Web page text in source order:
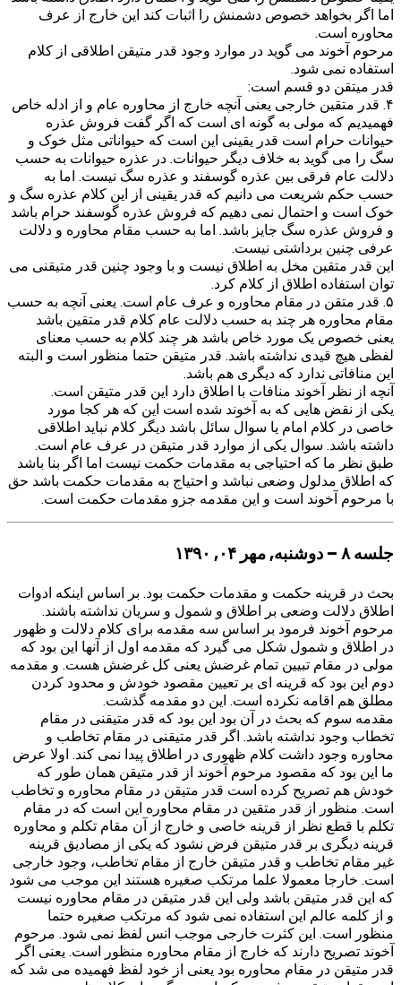
اما اگر بخواهد خصوص دشمنش را اثبات کند این خارج از عرف
محاوره است.
مرحوم آخوند می گوید در موارد وجود قدر متیقن اطلاقی از کلام
استفاده نمی شود.
قدر میتقن دو قسم است:
۴. قدر متقین خارجی یعنی آنچه خارج از محاوره عام و از ادله خاص
فهمیدیم که مولی به گونه ای است که اگر گفت فروش عذره
حیوانات حرام است قدر یقینی این است که حیواناتی مثل خوک و
سگ را می گوید به خلاف دیگر حیوانات. در عذره حیوانات به حسب
دلالت عام فرقی بین عذره گوسفند و عذره سگ نیست. اما به
حسب حکم شریعت می دانیم که قدر یقینی از این کلام عذره سگ و
خوک است و احتمال نمی دهیم که فروش عذره گوسفند حرام باشد
و فروش عذره سگ جایز باشد. اما به حسب مقام محاوره و دلالت
عرفی چنین برداشتی نیست.
این قدر متقین مخل به اطلاق نیست و با وجود چنین قدر متیقنی می
توان استفاده اطلاق از کلام کرد.
۵. قدر متقن در مقام محاوره و عرف عام است. یعنی آنچه به حسب
مقام محاوره هر چند به حسب دلالت عام کلام قدر متقین باشد
یعنی خصوص یک مورد خاص باشد هر چند کلام به حسب معنای
لفظی هیچ قیدی نداشته باشد. قدر متیقن حتما منظور است و البته
این منافاتی ندارد که دیگری هم باشد.‌‌
آنچه از نظر آخوند منافات با اطلاق دارد این قدر متیقن است.
یکی از نقض هایی که به آخوند شده است این که هر کجا مورد
خاصی در کلام امام یا سوال سائل باشد دیگر کلام نباید اطلاقی
داشته باشد. سوال یکی از موارد قدر متیقن در عرف عام است.
طبق نظر ما که احتیاجی به مقدمات حکمت نیست اما اگر بنا باشد
که اطلاق مدلول وضعی نباشد و احتیاج به مقدمات حکمت باشد حق
با مرحوم آخوند است و این مقدمه جزو مقدمات حکمت است.
جلسه ۸ – دوشنبه, مهر ۰۴, ۱۳۹۰
بحث در قرینه حکمت و مقدمات حکمت بود. بر اساس اینکه ادوات
اطلاق دلالت وضعی بر اطلاق و شمول و سریان نداشته باشند.
مرحوم آخوند فرمود بر اساس سه مقدمه برای کلام دلالت و ظهور
در اطلاق و شمول شکل می گیرد که مقدمه اول از آنها این بود که
مولی در مقام تبیین تمام غرضش یعنی کل غرضش هست. و مقدمه
دوم این بود که قرینه ای بر تعیین مقصود خودش و محدود کردن
مطلق هم اقامه نکرده است. این دو مقدمه گذشت.
مقدمه سوم که بحث در آن بود این بود که قدر متیقنی در مقام
تخطاب وجود نداشته باشد. اگر قدر متیقنی در مقام تخاطب و
محاوره وجود داشت کلام ظهوری در اطلاق پیدا نمی کند. اولا عرض
ما این بود که مقصود مرحوم آخوند از قدر متیقن همان طور که
خودش هم تصریح کرده است قدر متیقن در مقام محاوره و تخاطب
است. منظور از قدر متقین در مقام محاوره این است که در مقام
تکلم با قطع نظر از قرینه خاصی و خارج از آن مقام تکلم و محاوره
قرینه دیگری بر قدر متیقن فرض نشود که یکی از مصادیق قرینه
غیر مقام تخاطب و قدر متیقن خارج از مقام تخاطب، وجود خارجی
است. خارجا معمولا علما مرتکب صغیره هستند این موجب می شود
که این قدر متیقن باشد ولی این قدر متیقن در مقام محاوره نیست
و از کلمه عالم این استفاده نمی شود که مرتکب صغیره حتما
منظور است. این کثرت خارجی موجب انس لفظ نمی شود. مرحوم
آخوند تصریح دارند که خارج از مقام محاوره منظور است. یعنی اگر
قدر متیقن در مقام محاوره بود یعنی از خود لفظ فهمیده می شد که